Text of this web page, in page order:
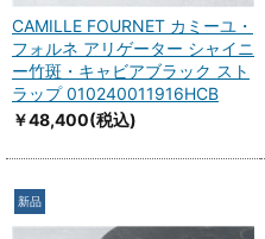
CAMILLE FOURNET カミーユ・
フォルネ アリゲーター シャイニ
ー竹斑・キャビアブラック スト
ラップ 010240011916HCB
￥48,400(税込)
新品